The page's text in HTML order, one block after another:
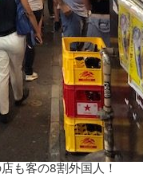
も客の8割外国人！